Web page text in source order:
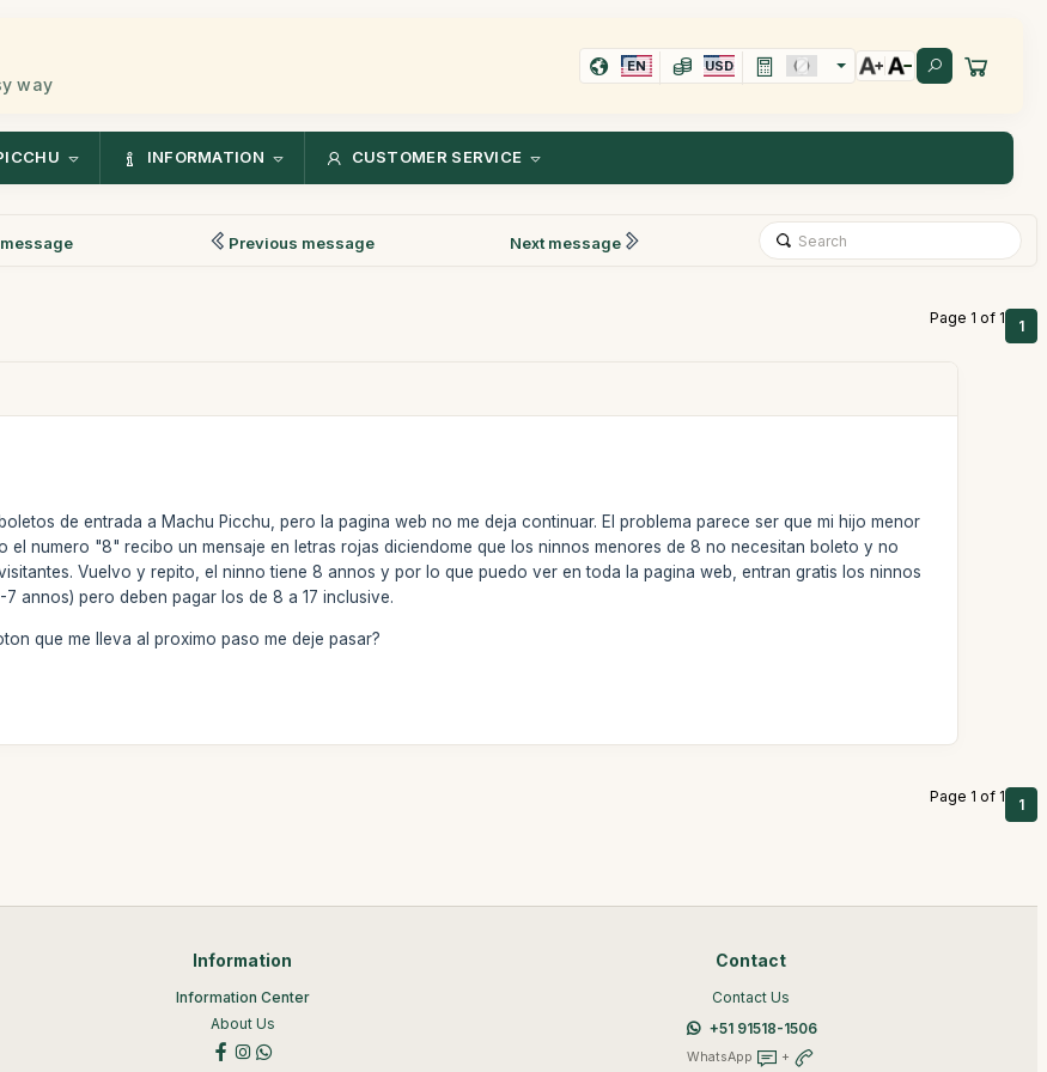
way
EN USD
INFORMATION CUSTOMER SERVICE
Previous message Next message
Page 1 of 1 1
de entrada a Machu Picchu, pero la pagina web no me deja continuar. El problema parece ser que mi hijo menor
el numero "8" recibo un mensaje en letras rojas diciendome que los ninnos menores de 8 no necesitan boleto y no
Vuelvo y repito, el ninno tiene 8 annos y por lo que puedo ver en toda la pagina web, entran gratis los ninnos
annos) pero deben pagar los de 8 a 17 inclusive.
que me lleva al proximo paso me deje pasar?
Page 1 of 1 1
Information
Information Center
About Us
Contact
Contact Us
+51 91518-1506
WhatsApp +